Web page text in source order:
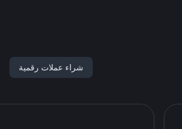
شراء عملات رقمية